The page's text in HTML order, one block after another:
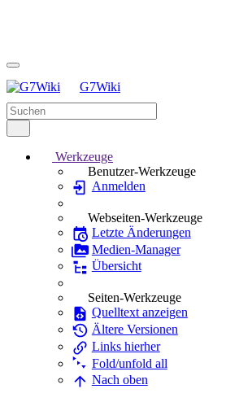
G7Wiki
Werkzeuge
Benutzer-Werkzeuge
Anmelden
Webseiten-Werkzeuge
Letzte Änderungen
Medien-Manager
Übersicht
Seiten-Werkzeuge
Quelltext anzeigen
Ältere Versionen
Links hierher
Fold/unfold all
Nach oben